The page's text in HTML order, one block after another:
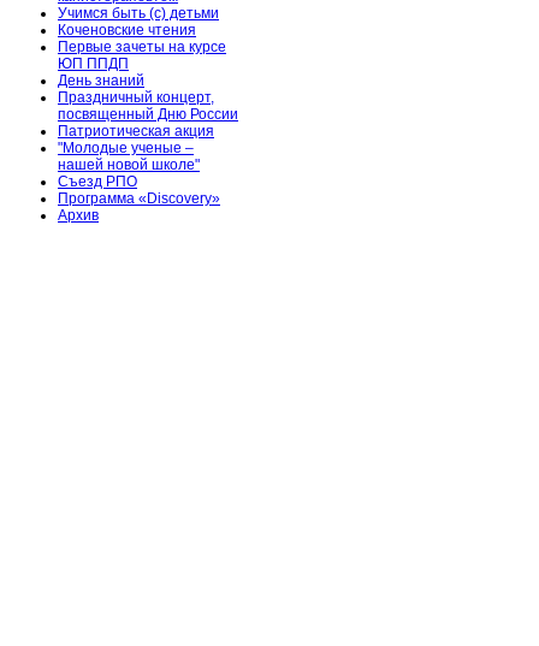
Учимся быть (с) детьми
Коченовские чтения
Первые зачеты на курсе
ЮП ППДП
День знаний
Праздничный концерт,
посвященный Дню России
Патриотическая акция
"Молодые ученые –
нашей новой школе"
Съезд РПО
Программа «Discovery»
Архив